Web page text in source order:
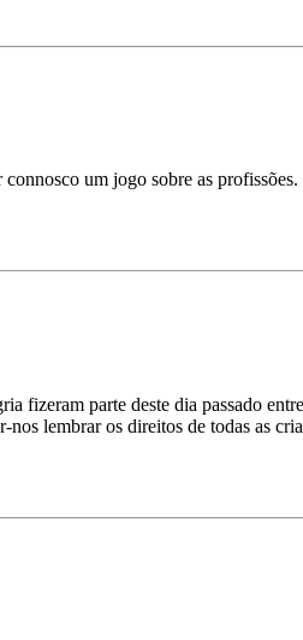
um jogo sobre as
parte deste dia passado
lembrar os direitos de todas as